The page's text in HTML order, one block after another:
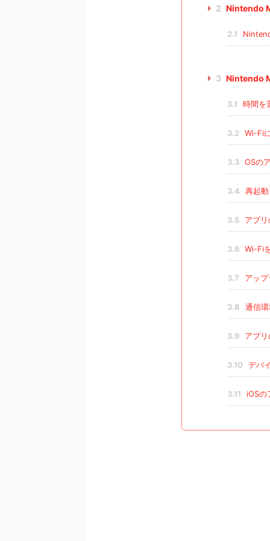
2 Nintendo
2.1
3 Nintendo
3.1 時間を
3.2 Wi-Fi
3.3 OSの
3.4 再起動
3.5 アプ
3.6 Wi-Fi
3.7 アップ
3.8 通信
3.9 アプ
3.10 デバ
3.11 iOSの